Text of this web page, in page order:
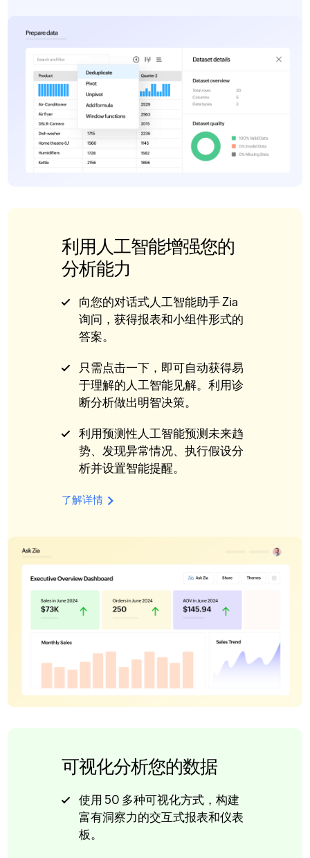
利用人工智能增强您的
分析能力
向您的对话式人工智能助手 Zia
询问，获得报表和小组件形式的
答案。
只需点击一下，即可自动获得易
于理解的人工智能见解。利用诊
断分析做出明智决策。
利用预测性人工智能预测未来趋
势、发现异常情况、执行假设分
析并设置智能提醒。
了解详情
可视化分析您的数据
使用 50 多种可视化方式，构建
富有洞察力的交互式报表和仪表
板。